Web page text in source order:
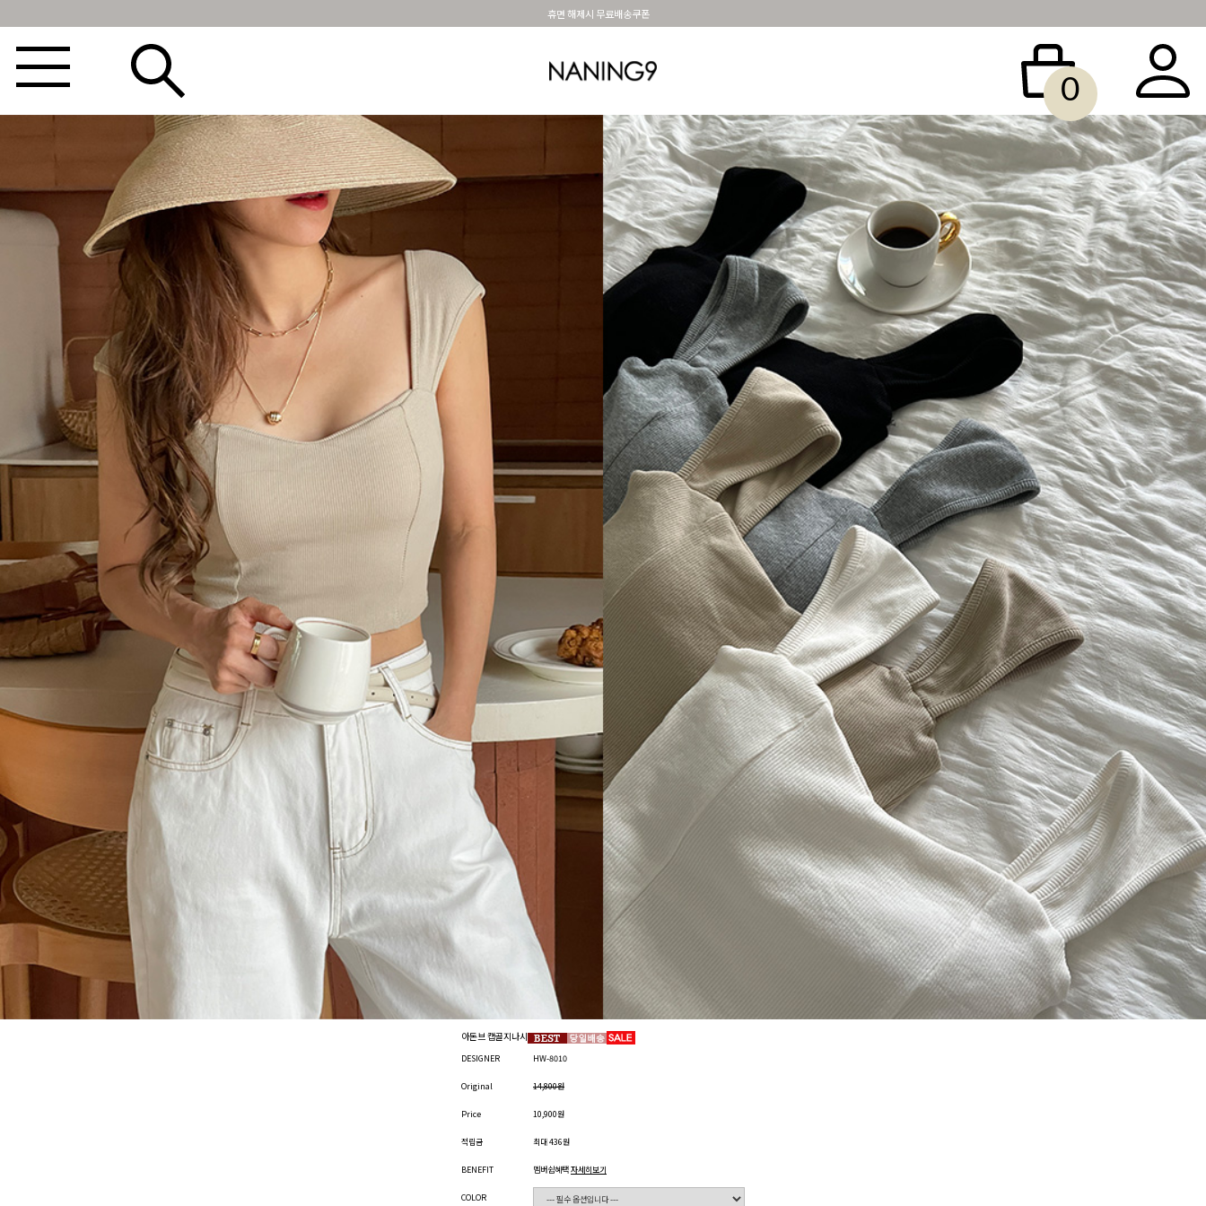
BEST 포토리뷰 - 매주 2명추첨 3만원쿠폰
0
베스트재진행 썸머여행룩 아울렛 하객&모임룩 PANTS 세트아이템 MADE N9 SHOES & BAG ACCESSORY SALE 빅사이즈 당일배송
아돈브 캡골지나시
DESIGNER HW-8010
Original 14,800원
Price 10,900원
적립금 최대 436원
BENEFIT 멤버쉽혜택자세히보기
COLOR